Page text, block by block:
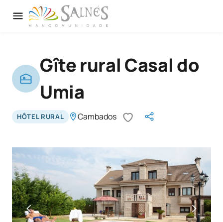
Gîte rural Casal do
Umia
HÔTEL RURAL Cambados